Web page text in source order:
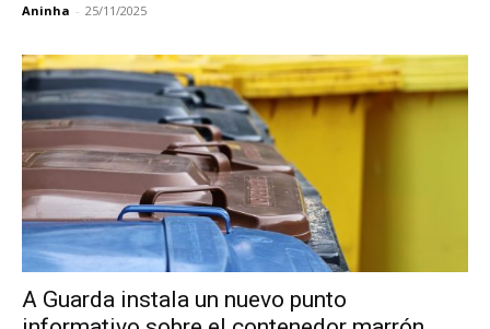
Aninha - 25/11/2025
A Guarda instala un nuevo punto